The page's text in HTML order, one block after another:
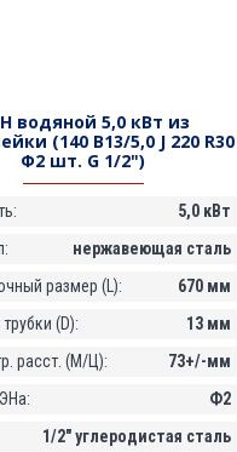
водяной 5,0 кВт из
(140 В13/5,0 J 220 R30
Ф2 шт. G 1/2")
5,0 кВт
нержавеющая сталь
размер (L):
670 мм
(D):
13 мм
расст. (М/Ц):
73+/-мм
Ф2
1/2" углеродистая сталь